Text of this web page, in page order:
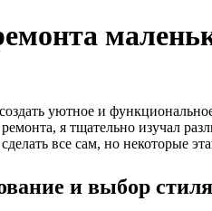
уютное и
я тщательно изучал
все сам, но некоторые
и выбор стиля